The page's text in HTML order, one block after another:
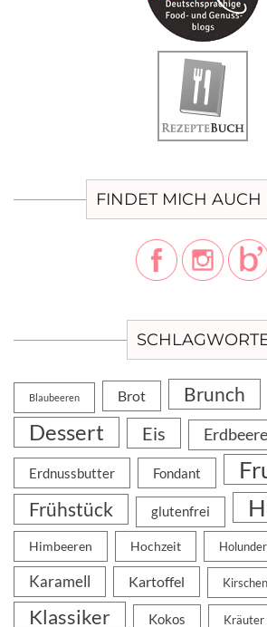
FINDET MICH AUCH
Blaubeeren Brot Brunch
Dessert Eis
Erdnussbutter Fondant
Frühstück glutenfrei
Himbeeren Hochzeit
Karamell Kartoffel Kirschen
Klassiker Kokos Kräuter